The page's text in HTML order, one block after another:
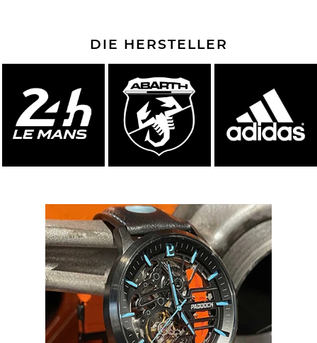
DIE HERSTELLER